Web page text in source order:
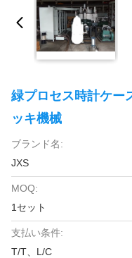
緑プロセス時計ケー
ッキ機械
ブランド名:
JXS
MOQ:
1セット
支払い条件:
T/T、L/C